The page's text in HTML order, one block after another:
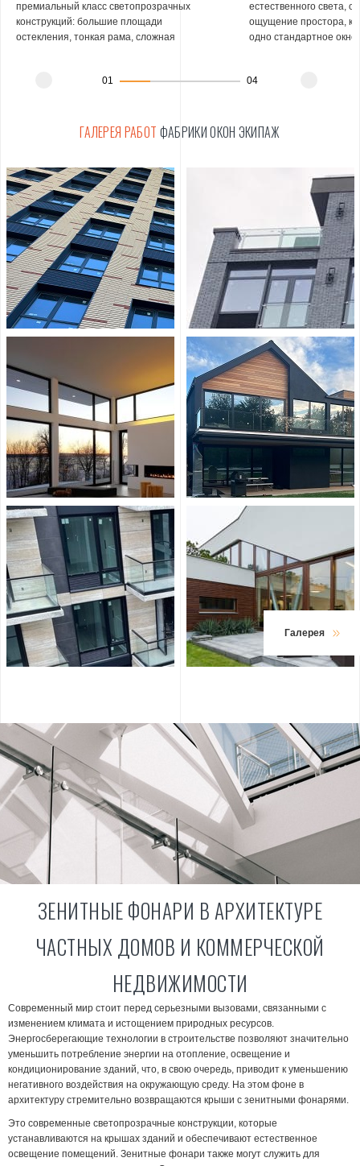
премиальный класс светопрозрачных
конструкций: большие площади
остекления, тонкая рама, сложная
одно из самых мощных и технологичных на
алюминиевых конструкций на собственном
частными заказчиками и с объектами
коттеджной и коммерческой застройки в
Харькове, Киеве и по всей Украине.
естественного света,
ощущение простора,
одно стандартное
классические и
остекление. Каждое
коммерческого здания.
Мы работаем полным
профессиональный
нагрузок,
производстве и
заказчиков из
выезд инженера на
проекта на месте.
01 04
ГАЛЕРЕЯ РАБОТ ФАБРИКИ ОКОН ЭКИПАЖ
Галерея
ЗЕНИТНЫЕ ФОНАРИ В АРХИТЕКТУРЕ
ЧАСТНЫХ ДОМОВ И КОММЕРЧЕСКОЙ
НЕДВИЖИМОСТИ
Современный мир стоит перед серьезными вызовами, связанными с
изменением климата и истощением природных ресурсов.
Энергосберегающие технологии в строительстве позволяют значительно
уменьшить потребление энергии на отопление, освещение и
кондиционирование зданий, что, в свою очередь, приводит к уменьшению
негативного воздействия на окружающую среду. На этом фоне в
архитектуру стремительно возвращаются крыши с зенитными фонарями.
Это современные светопрозрачные конструкции, которые
устанавливаются на крышах зданий и обеспечивают естественное
освещение помещений. Зенитные фонари также могут служить для